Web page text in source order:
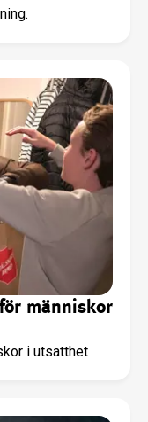
människor
i utsatthet